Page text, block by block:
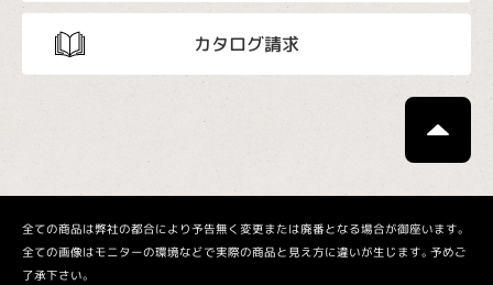
カタログ請求
全ての商品は弊社の都合により予告無く変更または廃番となる場合が御座います。
全ての画像はモニターの環境などで実際の商品と見え方に違いが生じます。予めご
了承下さい。